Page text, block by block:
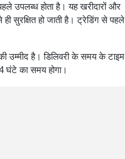
उपलब्ध होता है। यह खरीदारों और
सुरक्षित हो जाती है। ट्रेडिंग से पहले
उम्मीद है। डिलिवरी के समय के टाइम
घंटे का समय होगा।